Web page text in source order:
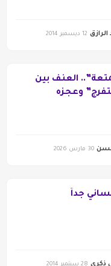
12 ديسمبر 2014
العنف بين
وعجزه
30 مارس 2026
جداً
28 سبتمبر 2014